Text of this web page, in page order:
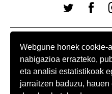
Webgune honek cookie-
nabigazioa errazteko,
eta analisi estatistikoak
jarraitzen baduzu,